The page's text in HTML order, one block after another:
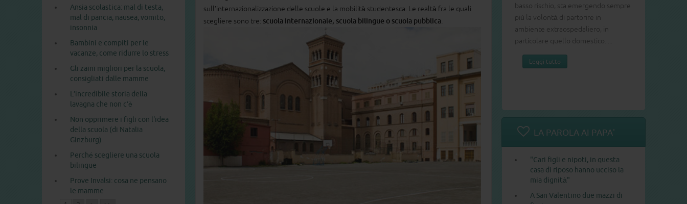
sull’internazionalizzazione delle scuole e la mobilità studentesca. Le realtà fra le quali
scegliere sono tre: scuola internazionale, scuola bilingue o scuola pubblica
Ansia scolastica: mal di testa,
mal di pancia, nausea, vomito,
insonnia
Bambini e compiti per le
vacanze, come ridurre lo stress
Gli zaini migliori per la scuola,
consigliati dalle mamme
L’incredibile storia della
lavagna che non c’è
Non opprimere i figli con l'idea
della scuola (di Natalia
Ginzburg)
Perché scegliere una scuola
bilingue
Prove Invalsi: cosa ne pensano
le mamme
basso rischio, sta emergendo sempre
più la volontà di partorire in
ambiente extraospedaliero, in
particolare quello domestico. ...
Leggi tutto
LA PAROLA AI PAPA'
"Cari figli e nipoti, in questa
casa di riposo hanno ucciso la
mia dignità"
A San Valentino due mazzi di